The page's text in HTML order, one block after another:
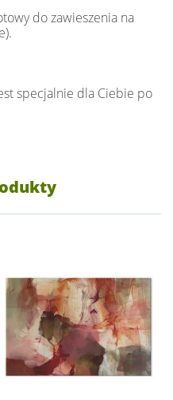
do zawieszenia na
specjalnie dla Ciebie po